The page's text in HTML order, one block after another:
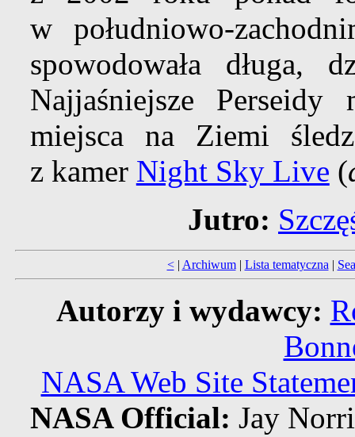
w południowo-
spowodowała długa,
Najjaśniejsze
miejsca na Ziemi
z kamer Night Sky Live (
Jutro:
<| Archiwum| Lista tematyczna |
Autorzy i wydawcy:
NASA Web Site
NASA Official: Jay